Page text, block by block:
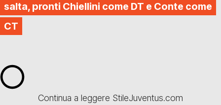
salta, pronti Chiellini come DT e Conte come
CT
Continua a leggere StileJuventus.com